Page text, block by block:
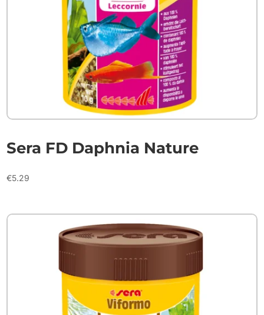
Sera FD Daphnia Nature
€5.29